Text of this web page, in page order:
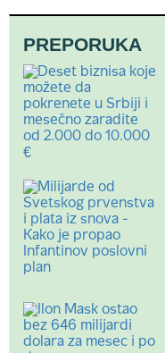
PREPORUKA